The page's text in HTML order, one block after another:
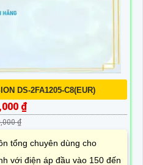
DS-2FA1205-C8(EUR)
₫
₫
tổng chuyên dùng cho
với điện áp đầu vào 150 đến